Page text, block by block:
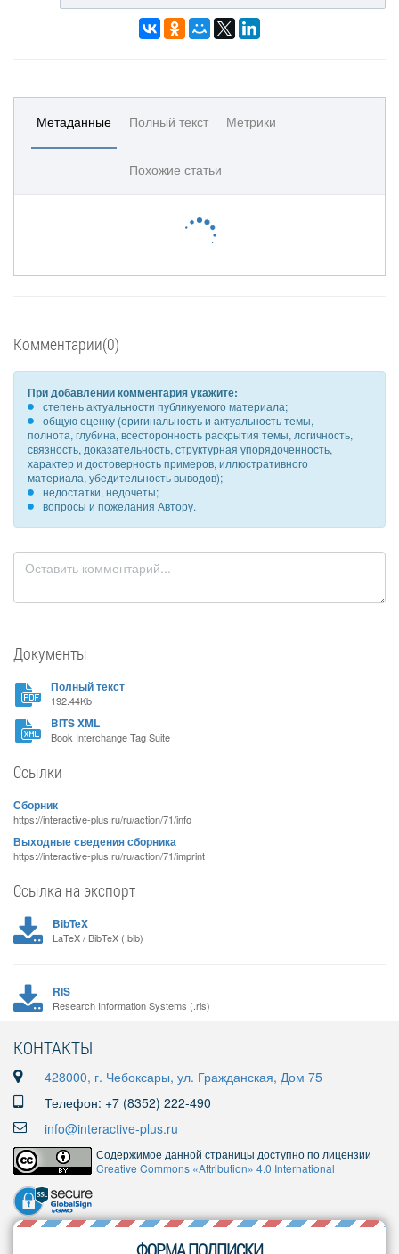
Метаданные Полный текст Метрики
Похожие статьи
Комментарии(0)
При добавлении комментария укажите:
степень актуальности публикуемого материала;
общую оценку (оригинальность и актуальность темы,
полнота, глубина, всесторонность раскрытия темы, логичность,
связность, доказательность, структурная упорядоченность,
характер и достоверность примеров, иллюстративного
материала, убедительность выводов);
недостатки, недочеты;
вопросы и пожелания Автору.
Документы
Полный текст
192.44Kb
BITS XML
Book Interchange Tag Suite
Ссылки
Сборник
https://interactive-plus.ru/ru/action/71/info
Выходные сведения сборника
https://interactive-plus.ru/ru/action/71/imprint
Ссылка на экспорт
BibTeX
LaTeX / BibTeX (.bib)
RIS
Research Information Systems (.ris)
КОНТАКТЫ
428000, г. Чебоксары, ул. Гражданская, Дом 75
Телефон: +7 (8352) 222-490
info@interactive-plus.ru
Содержимое данной страницы доступно по лицензии
Creative Commons «Attribution» 4.0 International